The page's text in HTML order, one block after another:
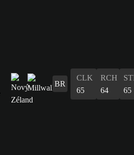
BR
CLK
65
RCH
64
65